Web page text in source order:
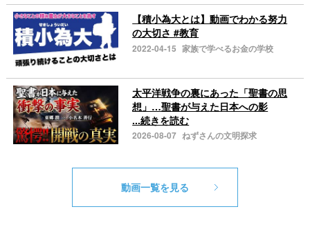
【積小為大とは】動画でわかる努力
の大切さ #教育
2022-04-15 家族で学べるお金の学校
太平洋戦争の裏にあった「聖書の思
想」…聖書が与えた日本への影
...続きを読む
2026-08-07 ねずさんの文明探求
動画一覧を見る